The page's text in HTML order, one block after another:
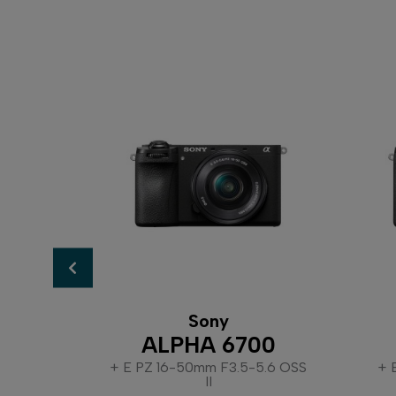
Sony
ALPHA 6700
+ E PZ 16-50mm F3.5-5.6 OSS
II
+